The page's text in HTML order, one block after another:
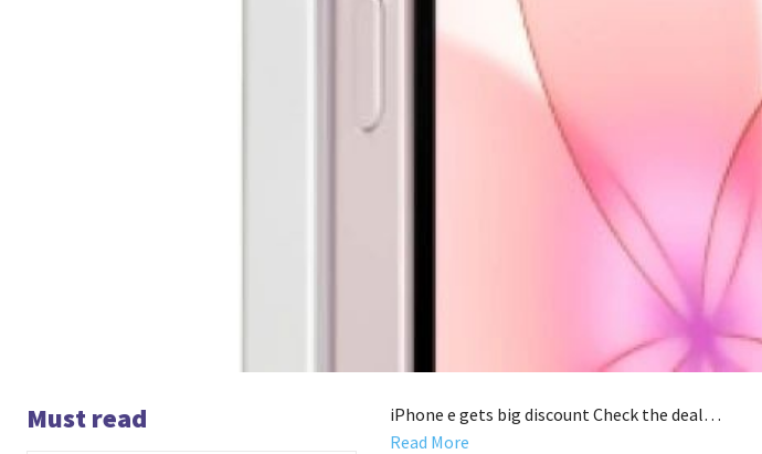
Must read
iPhone e gets big discount Check the deal…
Read More